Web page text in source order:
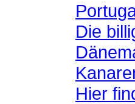
Die
Hier